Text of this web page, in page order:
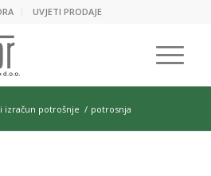
UVJETI PRODAJE
izračun potrošnje / potrosnja